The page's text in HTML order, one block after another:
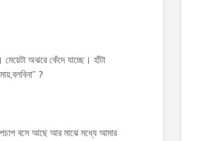
অঝরে কেঁদে যাচ্ছে। হাঁটা
?
বসে আছে আর মাঝে মধ্যে আমার